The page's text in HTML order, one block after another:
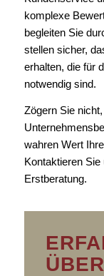
komplexe
begleiten Sie
stellen sicher,
erhalten, die für
notwendig sind.
Zögern Sie
wahren Wert
Kontaktieren
Erstberatung.